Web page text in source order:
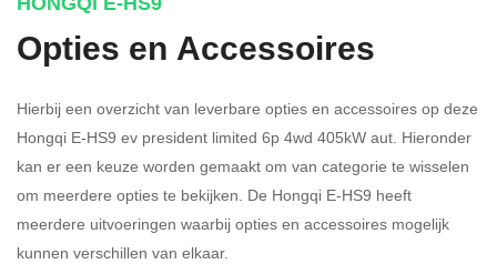
Opties en Accessoires
Hierbij een overzicht van leverbare opties en accessoires op deze
Hongqi E-HS9 ev president limited 6p 4wd 405kW aut. Hieronder
kan er een keuze worden gemaakt om van categorie te wisselen
om meerdere opties te bekijken. De Hongqi E-HS9 heeft
meerdere uitvoeringen waarbij opties en accessoires mogelijk
kunnen verschillen van elkaar.